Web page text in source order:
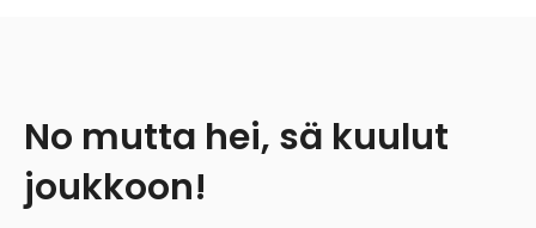
No mutta hei, sä kuulut
joukkoon!